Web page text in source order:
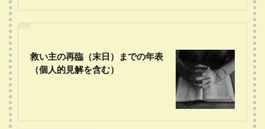
救い主の再臨（末日）までの年表
（個人的見解を含む）